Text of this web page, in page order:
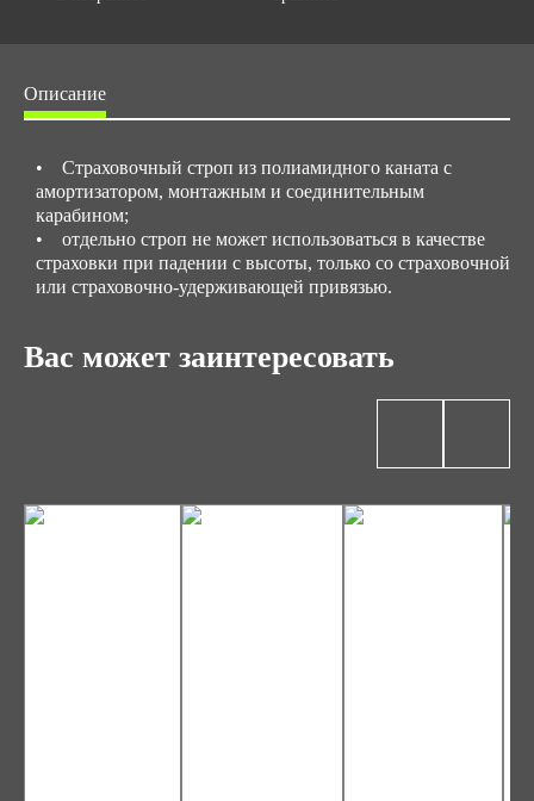
Описание
• Страховочный строп из полиамидного каната с
амортизатором, монтажным и соединительным
карабином;
• отдельно строп не может использоваться в качестве
страховки при падении с высоты, только со страховочной
или страховочно-удерживающей привязью.
Вас может заинтересовать